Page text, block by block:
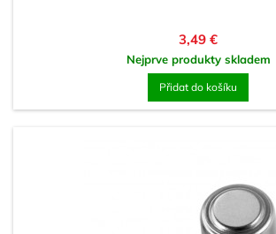
Cena
3,49 €
Nejprve produkty skladem
Přidat do košíku